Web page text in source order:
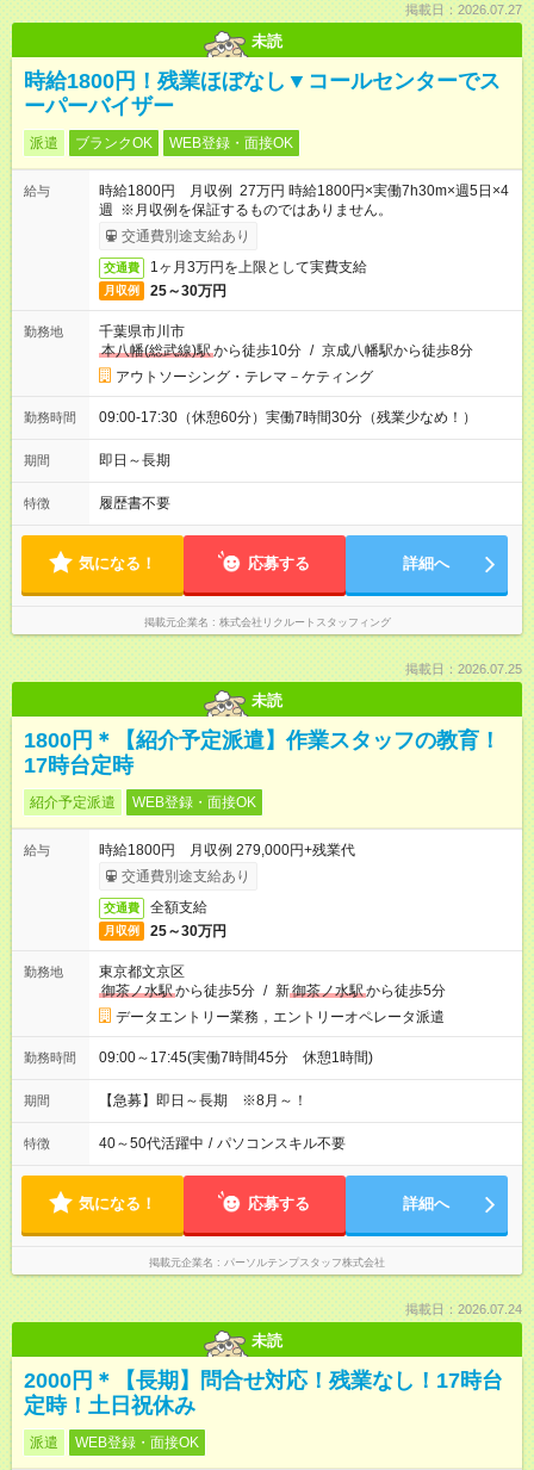
掲載日：2026.07.27
未読
時給1800円！残業ほぼなし▼コールセンターでス
ーパーバイザー
派遣 ブランクOK WEB登録・面接OK
給与
時給1800円 月収例 27万円 時給1800円×実働7h30m×週5日×4
週 ※月収例を保証するものではありません。
交通費別途支給あり
交通費 1ヶ月3万円を上限として実費支給
月収例 25～30万円
勤務地
千葉県市川市
本八幡(総武線)駅から徒歩10分 / 京成八幡駅から徒歩8分
アウトソーシング・テレマ－ケティング
勤務時間 09:00-17:30（休憩60分）実働7時間30分（残業少なめ！）
期間 即日～長期
特徴 履歴書不要
気になる！ 応募する 詳細へ
掲載元企業名 株式会社リクルートスタッフィング
掲載日：2026.07.25
未読
1800円＊【紹介予定派遣】作業スタッフの教育！
17時台定時
紹介予定派遣 WEB登録・面接OK
給与
時給1800円 月収例 279,000円+残業代
交通費別途支給あり
交通費 全額支給
月収例 25～30万円
勤務地
東京都文京区
御茶ノ水駅から徒歩5分 / 新御茶ノ水駅から徒歩5分
データエントリー業務，エントリーオペレータ派遣
勤務時間 09:00～17:45(実働7時間45分 休憩1時間)
期間 【急募】即日～長期 ※8月～！
特徴 40～50代活躍中 / パソコンスキル不要
気になる！ 応募する 詳細へ
掲載元企業名 パーソルテンプスタッフ株式会社
掲載日：2026.07.24
未読
2000円＊【長期】問合せ対応！残業なし！17時台
定時！土日祝休み
派遣 WEB登録・面接OK